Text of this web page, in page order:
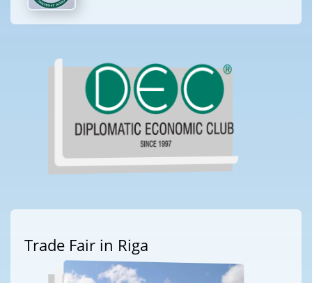
Trade Fair in Riga